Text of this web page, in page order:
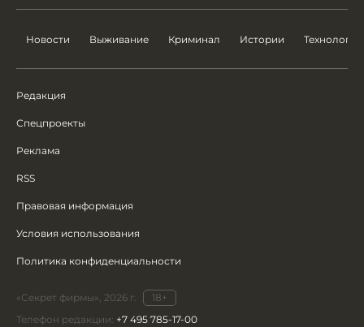
Новости Выживание Криминал Истории Технологии
Редакция
Спецпроекты
Реклама
RSS
Правовая информация
Условия использования
Политика конфиденциальности
«Секрет фирмы», 2026 г.
18+
Телефон редакции: +7 495 785-17-00